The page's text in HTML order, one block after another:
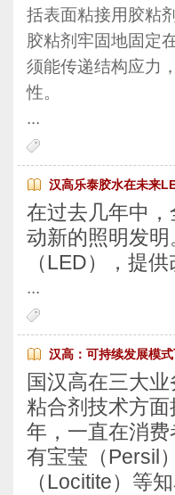
括表面粘接用胶粘
胶粘剂牢固地固定
须能传递结构应力
性。
...
汉高乐泰胶水在未来
在过去几年中
动新的照明发
（LED），提
...
汉高：可持续发展模
国汉高在三大
粘合剂技术方
年，一直在消
有宝莹（Persil
（Locitite）等